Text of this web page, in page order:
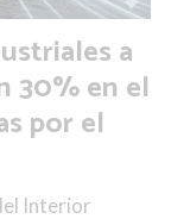
a
30% en el
por el
Interior